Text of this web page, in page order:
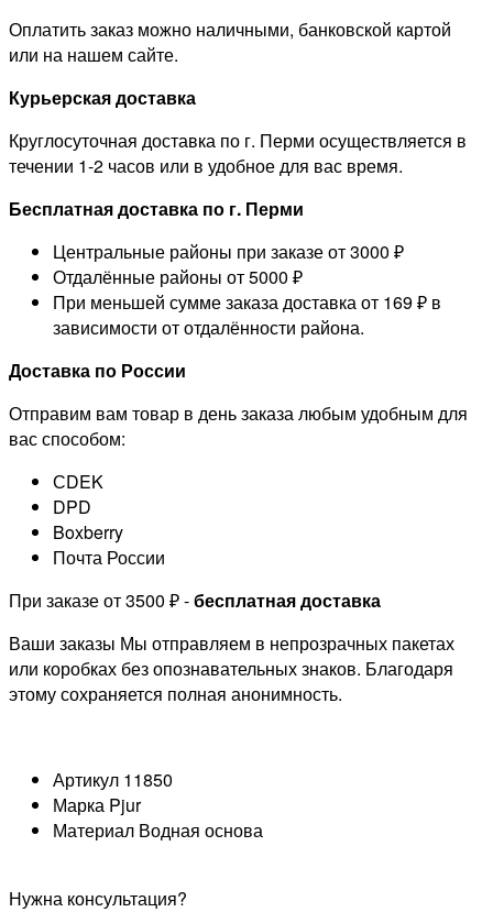
Оплатить заказ можно наличными, банковской картой
или на нашем сайте.
Курьерская доставка
Круглосуточная доставка по г. Перми осуществляется в
течении 1-2 часов или в удобное для вас время.
Бесплатная доставка по г. Перми
Центральные районы при заказе от 3000 ₽
Отдалённые районы от 5000 ₽
При меньшей сумме заказа доставка от 169 ₽ в
зависимости от отдалённости района.
Доставка по России
Отправим вам товар в день заказа любым удобным для
вас способом:
СDEK
DPD
Boxberry
Почта России
При заказе от 3500 ₽ -бесплатная доставка
Ваши заказы Мы отправляем в непрозрачных пакетах
или коробках без опознавательных знаков. Благодаря
этому сохраняется полная анонимность.
Артикул 11850
Марка Pjur
Материал Водная основа
Нужна консультация?